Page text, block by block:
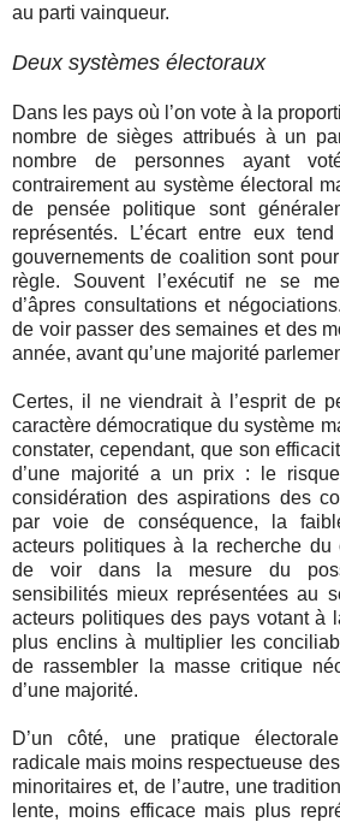
au parti vainqueur.
Deux systèmes électoraux
Dans les pays où l’on vote à la
nombre de sièges attribués à un
nombre de personnes ayant
contrairement au système électoral
de pensée politique sont
représentés. L’écart entre eux
gouvernements de coalition sont
règle. Souvent l’exécutif ne se
d’âpres consultations et
de voir passer des semaines et des
année, avant qu’une majorité
Certes, il ne viendrait à l’esprit de
caractère démocratique du système
constater, cependant, que son
d’une majorité a un prix : le
considération des aspirations des
par voie de conséquence, la
acteurs politiques à la recherche du
de voir dans la mesure du
sensibilités mieux représentées au
acteurs politiques des pays votant à
plus enclins à multiplier les
de rassembler la masse critique
d’une majorité.
D’un côté, une pratique
radicale mais moins respectueuse
minoritaires et, de l’autre, une
lente, moins efficace mais plus